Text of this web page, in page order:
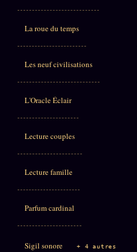
La roue du temps
Les neuf civilisations
L'Oracle Éclair
Lecture couples
Lecture famille
Parfum cardinal
Sigil sonore + 4 autres